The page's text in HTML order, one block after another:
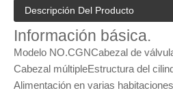
Descripción Del Producto
Información básica.
Modelo NO.CGNCabezal de
Cabezal múltipleEstructura del
Alimentación en varias habitaciones